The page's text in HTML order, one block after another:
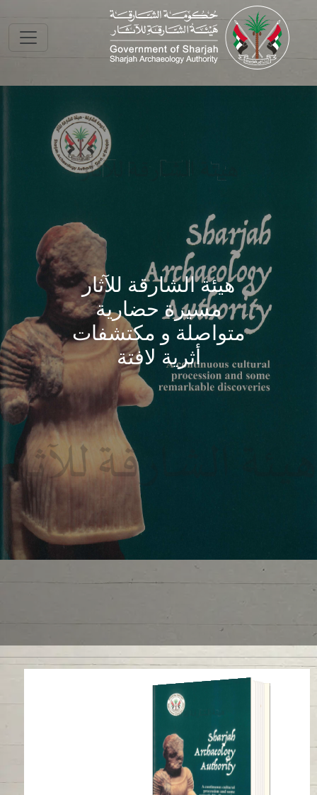
Skip to main
هيئة الشارقة للآثار
مسيرة حضارية
متواصلة و مكتشفات
أثرية لافتة
هيئة الشارقة للآثار
مسيرة حضارية متواصلة
و مكتشفات أثرية لافتة
قراءة باللغة
-العربية
الإنجليزية